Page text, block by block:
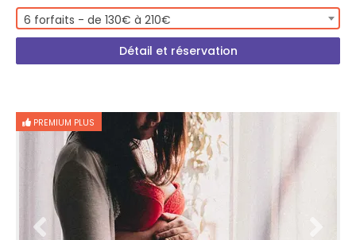
6 forfaits - de 130€ à 210€
Détail et réservation
PREMIUM PLUS